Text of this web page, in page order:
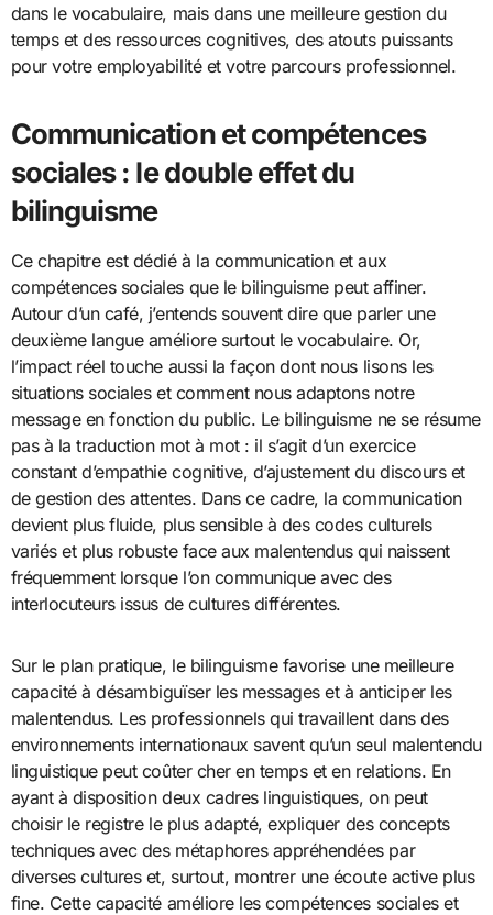
dans le vocabulaire, mais dans une meilleure gestion du
temps et des ressources cognitives, des atouts puissants
pour votre employabilité et votre parcours professionnel.
Communication et compétences
sociales : le double effet du
bilinguisme
Ce chapitre est dédié à la communication et aux
compétences sociales que le bilinguisme peut affiner.
Autour d’un café, j’entends souvent dire que parler une
deuxième langue améliore surtout le vocabulaire. Or,
l’impact réel touche aussi la façon dont nous lisons les
situations sociales et comment nous adaptons notre
message en fonction du public. Le bilinguisme ne se résume
pas à la traduction mot à mot : il s’agit d’un exercice
constant d’empathie cognitive, d’ajustement du discours et
de gestion des attentes. Dans ce cadre, la communication
devient plus fluide, plus sensible à des codes culturels
variés et plus robuste face aux malentendus qui naissent
fréquemment lorsque l’on communique avec des
interlocuteurs issus de cultures différentes.
Sur le plan pratique, le bilinguisme favorise une meilleure
capacité à désambiguïser les messages et à anticiper les
malentendus. Les professionnels qui travaillent dans des
environnements internationaux savent qu’un seul malentendu
linguistique peut coûter cher en temps et en relations. En
ayant à disposition deux cadres linguistiques, on peut
choisir le registre le plus adapté, expliquer des concepts
techniques avec des métaphores appréhendées par
diverses cultures et, surtout, montrer une écoute active plus
fine. Cette capacité améliore les compétences sociales et